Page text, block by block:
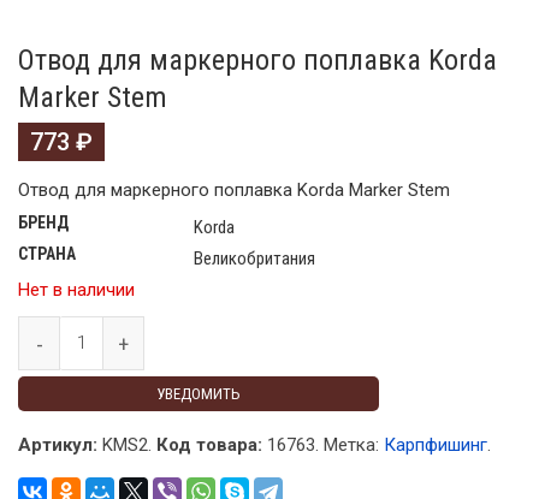
Отвод для маркерного поплавка Korda
Marker Stem
773 ₽
Отвод для маркерного поплавка Korda Marker Stem
БРЕНД Korda
СТРАНА
Великобритания
Нет в наличии
УВЕДОМИТЬ
Артикул: KMS2. Код товара: 16763. Метка: Карпфишинг.